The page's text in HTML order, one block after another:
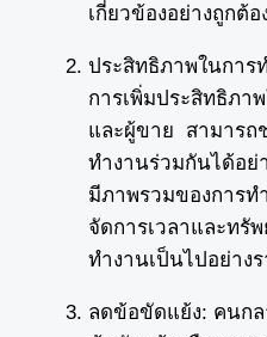
เกี่ยวข้องอย่างถูกต้อ
ประสิทธิภาพในการ
การเพิ่มประสิทธิภา
และผู้ขาย สามารถ
ทำงานร่วมกันได้อย่
มีภาพรวมของการท
จัดการเวลาและทรั
ทำงานเป็นไปอย่าง
ลดข้อขัดแย้ง: คนก